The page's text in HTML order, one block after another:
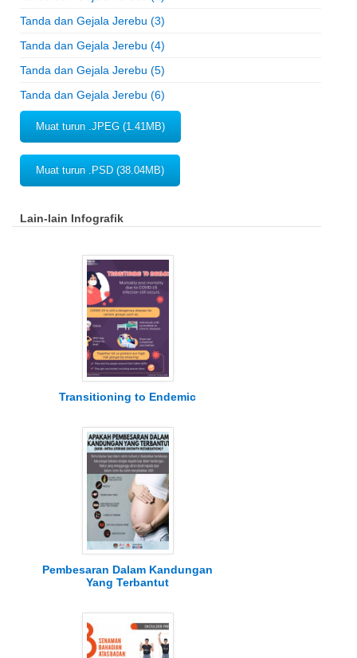
Tanda dan Gejala Jerebu (3)
Tanda dan Gejala Jerebu (4)
Tanda dan Gejala Jerebu (5)
Tanda dan Gejala Jerebu (6)
Muat turun .JPEG (1.41MB)
Muat turun .PSD (38.04MB)
Lain-lain Infografik
Transitioning to Endemic
Pembesaran Dalam Kandungan
Yang Terbantut